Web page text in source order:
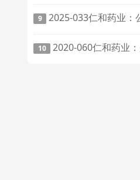
9 2025-033仁和药业：公司第十届监
10 2020-060仁和药业：关于转让参股子公司